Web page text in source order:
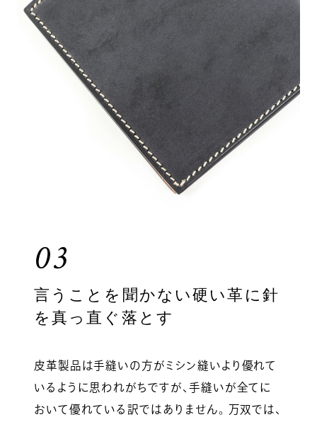
03
言うことを聞かない硬い革に針
を真っ直ぐ落とす
皮革製品は手縫いの方がミシン縫いより優れて
いるように思われがちですが、手縫いが全てに
おいて優れている訳ではありません。 万双では、